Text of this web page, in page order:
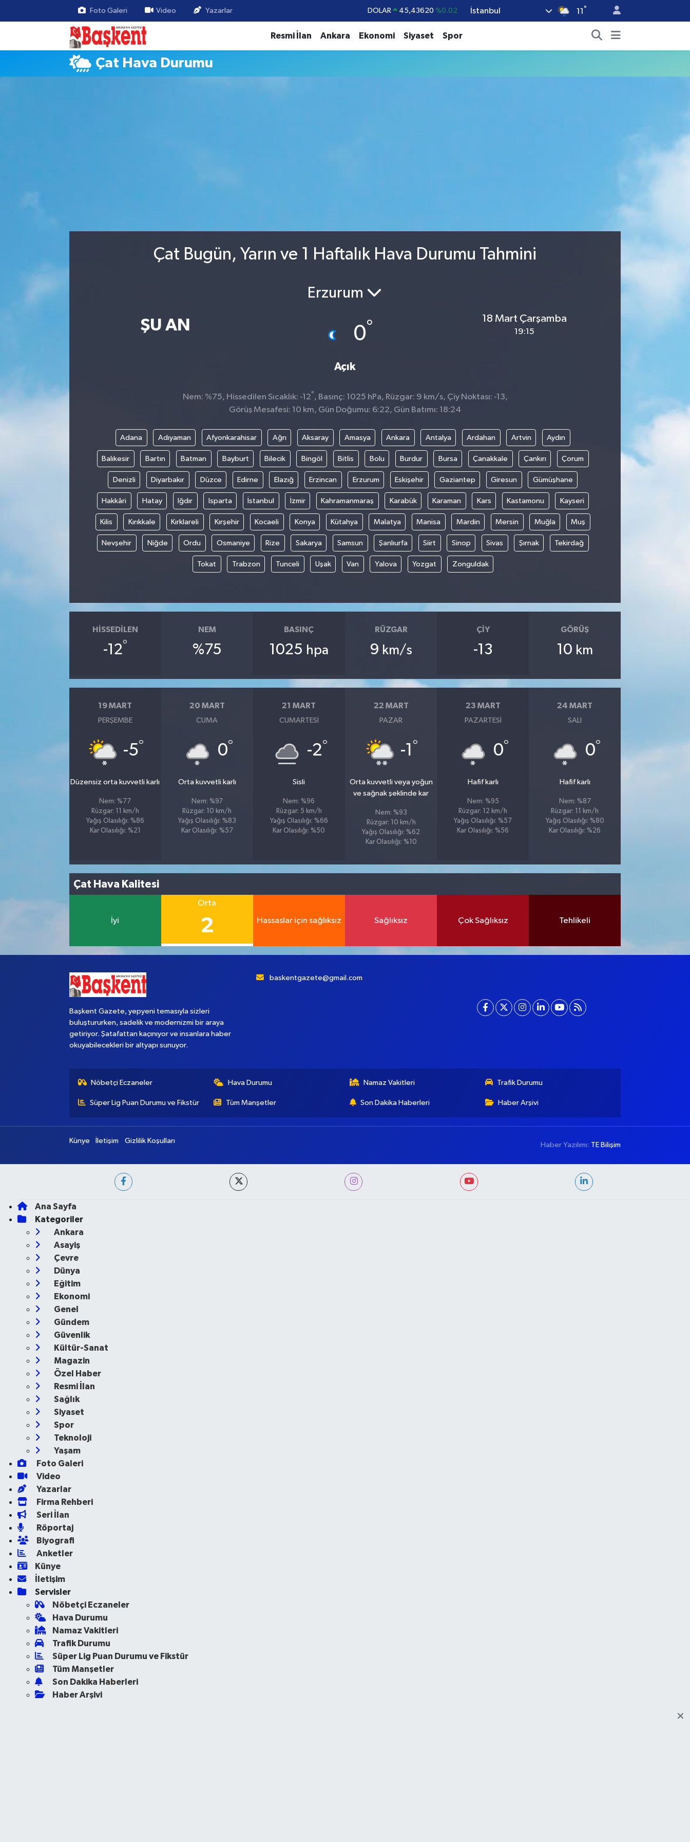
Foto Galeri Video Yazarlar DOLAR 45,43620 %0.02 İstanbul 11 °
Resmi İlan Ankara Ekonomi Siyaset Spor
Çat Hava Durumu
Çat Bugün, Yarın ve 1 Haftalık Hava Durumu Tahmini
ŞU AN
Erzurum
0°
Açık
18 Mart Çarşamba
19:15
Nem: %75, Hissedilen Sıcaklık: -12° , Basınç: 1025 hPa, Rüzgar: 9 km/s, Çiy Noktası: -13,
Görüş Mesafesi: 10 km, Gün Doğumu: 6:22, Gün Batımı: 18:24
Adana Adıyaman Afyonkarahisar Ağrı Aksaray Amasya Ankara Antalya Ardahan Artvin Aydın
Balıkesir Bartın Batman Bayburt Bilecik Bingöl Bitlis Bolu Burdur Bursa Çanakkale Çankırı Çorum
Denizli Diyarbakır Düzce Edirne Elazığ Erzincan Erzurum Eskişehir Gaziantep Giresun Gümüşhane
Hakkâri Hatay Iğdır Isparta İstanbul İzmir Kahramanmaraş Karabük Karaman Kars Kastamonu Kayseri
Kilis Kırıkkale Kırklareli Kırşehir Kocaeli Konya Kütahya Malatya Manisa Mardin Mersin Muğla Muş
Nevşehir Niğde Ordu Osmaniye Rize Sakarya Samsun Şanlıurfa Siirt Sinop Sivas Şırnak Tekirdağ
Tokat Trabzon Tunceli Uşak Van Yalova Yozgat Zonguldak
HISSEDILEN
-12°
NEM
%75
BASINÇ
1025 hpa
RÜZGAR
9 km/s
ÇIY
-13
GÖRÜŞ
10 km
19 MART
PERŞEMBE
-5°
Düzensiz orta kuvvetli karlı
Nem: %77
Rüzgar: 11 km/h
Yağış Olasılığı: %86
Kar Olasılığı: %21
20 MART
CUMA
0°
Orta kuvvetli karlı
Nem: %97
Rüzgar: 10 km/h
Yağış Olasılığı: %83
Kar Olasılığı: %57
21 MART
CUMARTESI
-2°
Sisli
Nem: %96
Rüzgar: 5 km/h
Yağış Olasılığı: %66
Kar Olasılığı: %50
22 MART
PAZAR
-1 °
Orta kuvvetli veya yoğun
ve sağnak şeklinde kar
Nem: %93
Rüzgar: 10 km/h
Yağış Olasılığı: %62
Kar Olasılığı: %10
23 MART
PAZARTESI
0°
Hafif karlı
Nem: %95
Rüzgar: 12 km/h
Yağış Olasılığı: %57
Kar Olasılığı: %56
24 MART
SALI
0°
Hafif karlı
Nem: %87
Rüzgar: 11 km/h
Yağış Olasılığı: %80
Kar Olasılığı: %26
Çat Hava Kalitesi
İyi
Orta
2 Hassaslar için sağlıksız Sağlıksız Çok Sağlıksız Tehlikeli
Başkent Gazete, yepyeni temasıyla sizleri
buluştururken, sadelik ve modernizmi bir araya
getiriyor. Şatafattan kaçınıyor ve insanlara haber
okuyabilecekleri bir altyapı sunuyor.
baskentgazete@gmail.com
Nöbetçi Eczaneler Hava Durumu Namaz Vakitleri Trafik Durumu
Süper Lig Puan Durumu ve Fikstür Tüm Manşetler Son Dakika Haberleri Haber Arşivi
Künye İletişim Gizlilik Koşulları
Haber Yazılımı: TE Bilişim
Ana Sayfa
Kategoriler
Ankara
Asayiş
Çevre
Dünya
Eğitim
Ekonomi
Genel
Gündem
Güvenlik
Kültür-Sanat
Magazin
Özel Haber
Resmi İlan
Sağlık
Siyaset
Spor
Teknoloji
Yaşam
Foto Galeri
Video
Yazarlar
Firma Rehberi
Seri İlan
Röportaj
Biyografi
Anketler
Künye
İletişim
Servisler
Nöbetçi Eczaneler
Hava Durumu
Namaz Vakitleri
Trafik Durumu
Süper Lig Puan Durumu ve Fikstür
Tüm Manşetler
Son Dakika Haberleri
Haber Arşivi